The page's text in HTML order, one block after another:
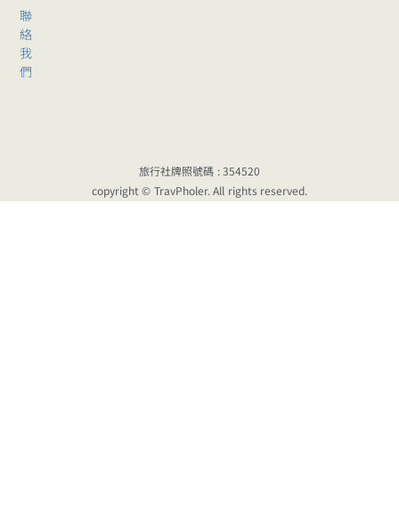
聯
絡
我
們
旅行社牌照號碼 : 354520
copyright © TravPholer. All rights reserved.